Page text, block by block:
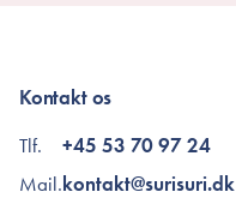
Kontakt os
Tlf.
Mail.
+45 53 70 97 24
kontakt@surisuri.dk